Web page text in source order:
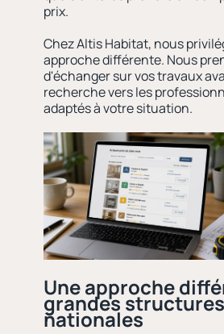
prix.
Chez Altis Habitat, nous
approche différente. Nous
d'échanger sur vos travaux
recherche vers les
adaptés à votre situation.
Une approche
grandes structures
nationales